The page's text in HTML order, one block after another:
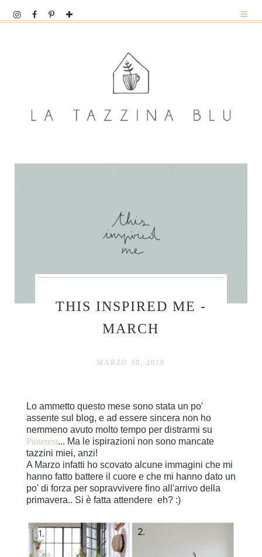
THIS INSPIRED ME -
MARCH
MARZO 30, 2018
Lo ammetto questo mese sono stata un po'
assente sul blog, e ad essere sincera non ho
nemmeno avuto molto tempo per distrarmi su
Pinterest... Ma le ispirazioni non sono mancate
tazzini miei, anzi!
A Marzo infatti ho scovato alcune immagini che mi
hanno fatto battere il cuore e che mi hanno dato un
po' di forza per sopravvivere fino all'arrivo della
primavera.. Si è fatta attendere eh? :)